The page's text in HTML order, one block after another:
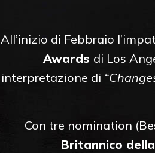
All’inizio di Febbraio
Awards di Los
interpretazione di
Con tre nomination
Britannico